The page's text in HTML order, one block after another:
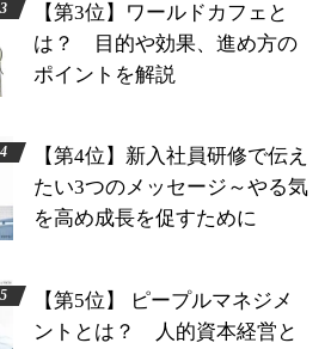
【第3位】ワールドカフェと
は？ 目的や効果、進め方の
ポイントを解説
【第4位】新入社員研修で伝え
たい3つのメッセージ～やる気
を高め成長を促すために
【第5位】 ピープルマネジメ
ントとは？ 人的資本経営と